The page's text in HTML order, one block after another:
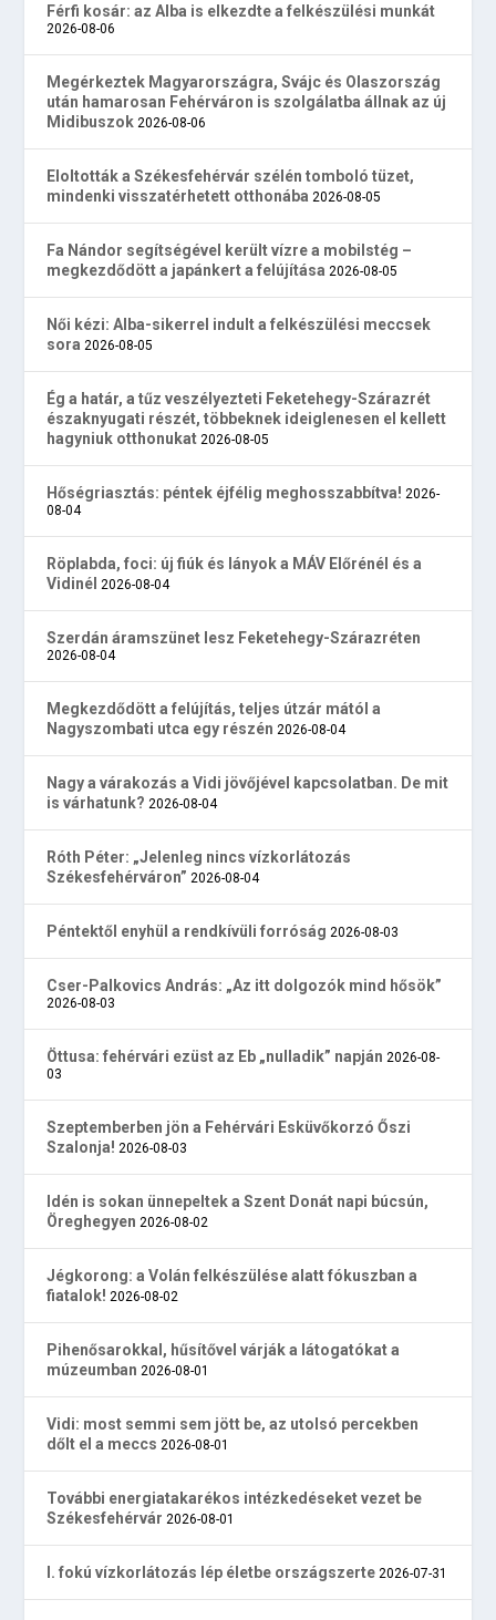
Férfi kosár: az Alba is elkezdte a felkészülési munkát
2026-08-06
Megérkeztek Magyarországra, Svájc és Olaszország
után hamarosan Fehérváron is szolgálatba állnak az új
Midibuszok 2026-08-06
Eloltották a Székesfehérvár szélén tomboló tüzet,
mindenki visszatérhetett otthonába 2026-08-05
Fa Nándor segítségével került vízre a mobilstég –
megkezdődött a japánkert a felújítása 2026-08-05
Női kézi: Alba-sikerrel indult a felkészülési meccsek
sora 2026-08-05
Ég a határ, a tűz veszélyezteti Feketehegy-Szárazrét
északnyugati részét, többeknek ideiglenesen el kellett
hagyniuk otthonukat 2026-08-05
Hőségriasztás: péntek éjfélig meghosszabbítva! 2026-
08-04
Röplabda, foci: új fiúk és lányok a MÁV Előrénél és a
Vidinél 2026-08-04
Szerdán áramszünet lesz Feketehegy-Szárazréten
2026-08-04
Megkezdődött a felújítás, teljes útzár mától a
Nagyszombati utca egy részén 2026-08-04
Nagy a várakozás a Vidi jövőjével kapcsolatban. De mit
is várhatunk? 2026-08-04
Róth Péter: „Jelenleg nincs vízkorlátozás
Székesfehérváron” 2026-08-04
Péntektől enyhül a rendkívüli forróság 2026-08-03
Cser-Palkovics András: „Az itt dolgozók mind hősök”
2026-08-03
Öttusa: fehérvári ezüst az Eb „nulladik” napján 2026-08-
03
Szeptemberben jön a Fehérvári Esküvőkorzó Őszi
Szalonja! 2026-08-03
Idén is sokan ünnepeltek a Szent Donát napi búcsún,
Öreghegyen 2026-08-02
Jégkorong: a Volán felkészülése alatt fókuszban a
fiatalok! 2026-08-02
Pihenősarokkal, hűsítővel várják a látogatókat a
múzeumban 2026-08-01
Vidi: most semmi sem jött be, az utolsó percekben
dőlt el a meccs 2026-08-01
További energiatakarékos intézkedéseket vezet be
Székesfehérvár 2026-08-01
I. fokú vízkorlátozás lép életbe országszerte 2026-07-31